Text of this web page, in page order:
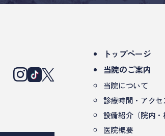
トップページ
当院のご案内
当院について
診療時間・アクセ
設備紹介（院内・
医院概要